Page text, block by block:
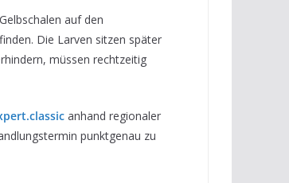
auf den
Die Larven sitzen später
müssen rechtzeitig
anhand regionaler
punktgenau zu